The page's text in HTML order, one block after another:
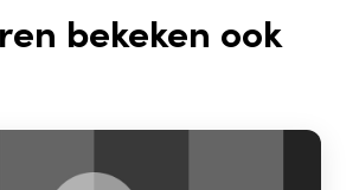
bekeken ook